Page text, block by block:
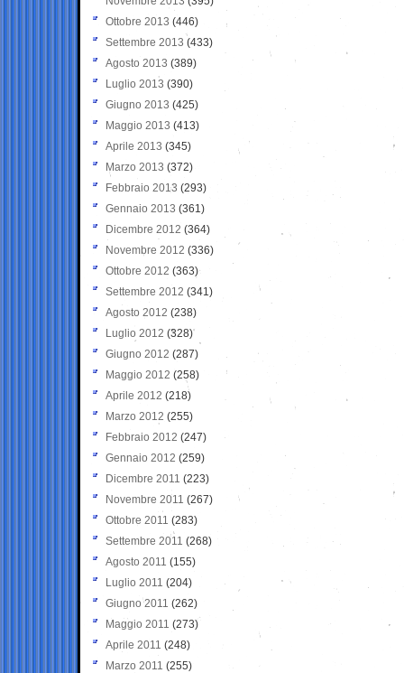
Ottobre 2013 (446)
Settembre 2013 (433)
Agosto 2013 (389)
Luglio 2013 (390)
Giugno 2013 (425)
Maggio 2013 (413)
Aprile 2013 (345)
Marzo 2013 (372)
Febbraio 2013 (293)
Gennaio 2013 (361)
Dicembre 2012 (364)
Novembre 2012 (336)
Ottobre 2012 (363)
Settembre 2012 (341)
Agosto 2012 (238)
Luglio 2012 (328)
Giugno 2012 (287)
Maggio 2012 (258)
Aprile 2012 (218)
Marzo 2012 (255)
Febbraio 2012 (247)
Gennaio 2012 (259)
Dicembre 2011 (223)
Novembre 2011 (267)
Ottobre 2011 (283)
Settembre 2011 (268)
Agosto 2011 (155)
Luglio 2011 (204)
Giugno 2011 (262)
Maggio 2011 (273)
Aprile 2011 (248)
Marzo 2011 (255)